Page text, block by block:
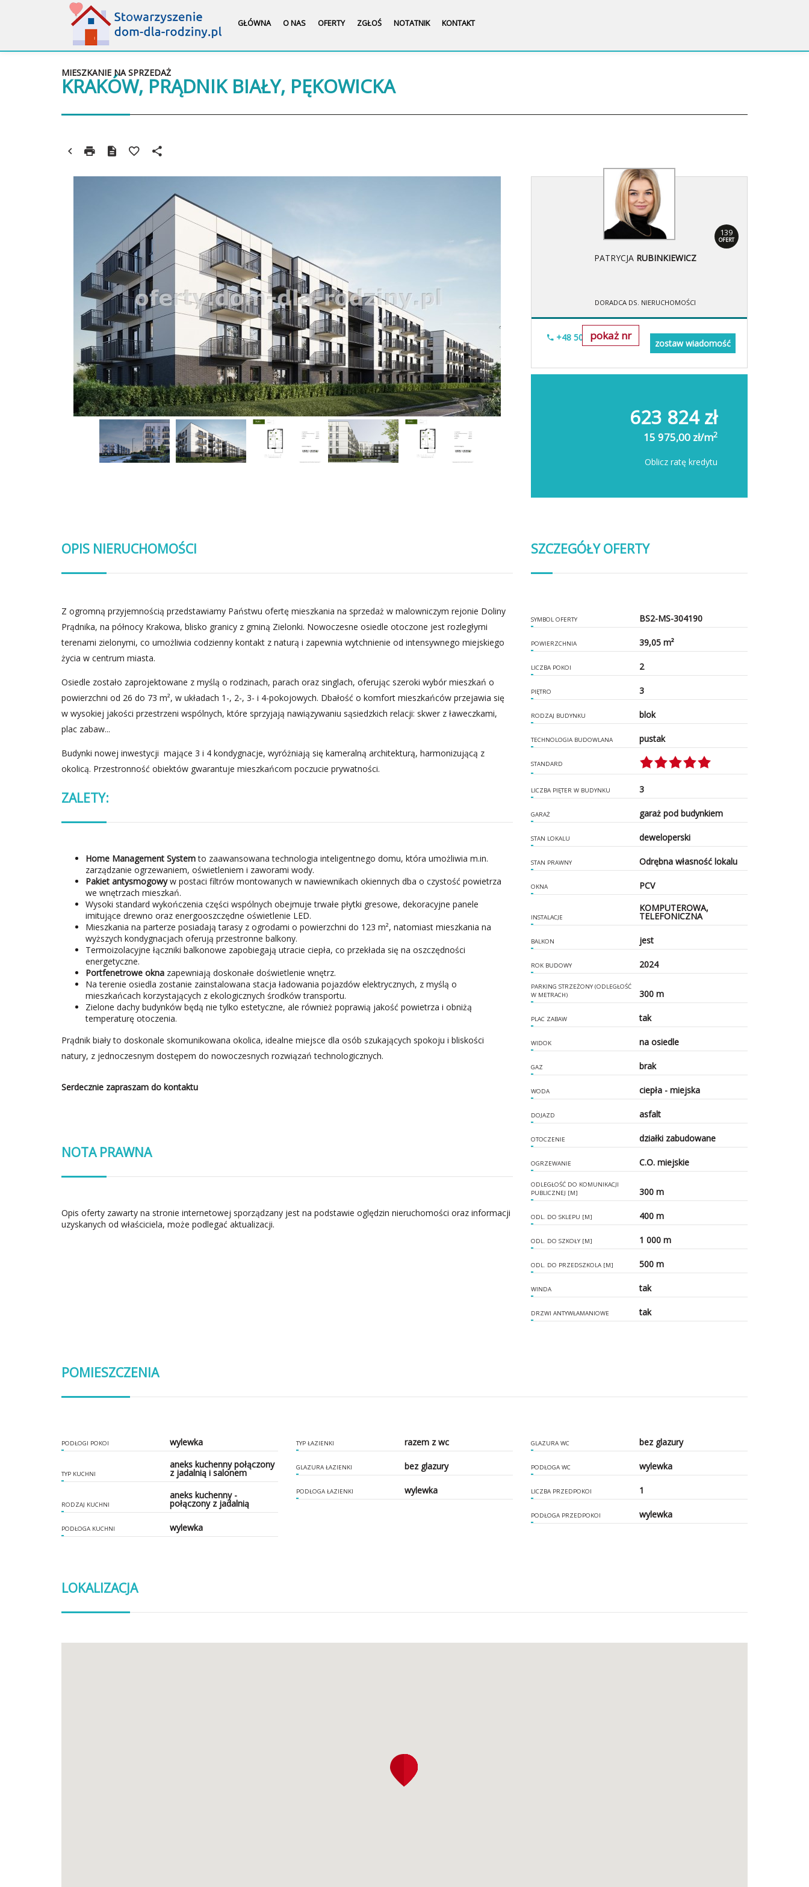
GŁÓWNA O NAS OFERTY ZGŁOŚ NOTATNIK KONTAKT
KRAKÓW, PRĄDNIK BIAŁY, PĘKOWICKA
MIESZKANIE NA SPRZEDAŻ
139
OFERT
PATRYCJA RUBINKIEWICZ
DORADCA DS. NIERUCHOMOŚCI
pokaż nr
+48 505-236-943
zostaw wiadomość
623 824 zł
15 975,00 zł/m2
Oblicz ratę kredytu
OPIS NIERUCHOMOŚCI
Z ogromną przyjemnością przedstawiamy Państwu ofertę mieszkania na sprzedaż w malowniczym rejonie Doliny
Prądnika, na północy Krakowa, blisko granicy z gminą Zielonki. Nowoczesne osiedle otoczone jest rozległymi
terenami zielonymi, co umożliwia codzienny kontakt z naturą i zapewnia wytchnienie od intensywnego miejskiego
życia w centrum miasta.
Osiedle zostało zaprojektowane z myślą o rodzinach, parach oraz singlach, oferując szeroki wybór mieszkań o
powierzchni od 26 do 73 m², w układach 1-, 2-, 3- i 4-pokojowych. Dbałość o komfort mieszkańców przejawia się
w wysokiej jakości przestrzeni wspólnych, które sprzyjają nawiązywaniu sąsiedzkich relacji: skwer z ławeczkami,
plac zabaw...
Budynki nowej inwestycji mające 3 i 4 kondygnacje, wyróżniają się kameralną architekturą, harmonizującą z
okolicą. Przestronność obiektów gwarantuje mieszkańcom poczucie prywatności.
ZALETY:
Home Management Systemto zaawansowana technologia inteligentnego domu, która umożliwia m.in.
zarządzanie ogrzewaniem, oświetleniem i zaworami wody.
Pakiet antysmogowyw postaci filtrów montowanych w nawiewnikach okiennych dba o czystość powietrza
we wnętrzach mieszkań.
Wysoki standard wykończenia części wspólnych obejmuje trwałe płytki gresowe, dekoracyjne panele
imitujące drewno oraz energooszczędne oświetlenie LED.
Mieszkania na parterze posiadają tarasy z ogrodami o powierzchni do 123 m², natomiast mieszkania na
wyższych kondygnacjach oferują przestronne balkony.
Termoizolacyjne łączniki balkonowe zapobiegają utracie ciepła, co przekłada się na oszczędności
energetyczne.
Portfenetrowe okna zapewniają doskonałe doświetlenie wnętrz.
Na terenie osiedla zostanie zainstalowana stacja ładowania pojazdów elektrycznych, z myślą o
mieszkańcach korzystających z ekologicznych środków transportu.
Zielone dachy budynków będą nie tylko estetyczne, ale również poprawią jakość powietrza i obniżą
temperaturę otoczenia.
Prądnik biały to doskonale skomunikowana okolica, idealne miejsce dla osób szukających spokoju i bliskości
natury, z jednoczesnym dostępem do nowoczesnych rozwiązań technologicznych.
Serdecznie zapraszam do kontaktu
NOTA PRAWNA
Opis oferty zawarty na stronie internetowej sporządzany jest na podstawie oględzin nieruchomości oraz informacji
uzyskanych od właściciela, może podlegać aktualizacji.
SZCZEGÓŁY OFERTY
SYMBOL OFERTY BS2-MS-304190
POWIERZCHNIA 39,05 m²
LICZBA POKOI 2
PIĘTRO 3
RODZAJ BUDYNKU blok
TECHNOLOGIA BUDOWLANA pustak
STANDARD
LICZBA PIĘTER W BUDYNKU 3
GARAŻ garaż pod budynkiem
STAN LOKALU deweloperski
STAN PRAWNY Odrębna własność lokalu
OKNA PCV
INSTALACJE
KOMPUTEROWA,
TELEFONICZNA
BALKON jest
ROK BUDOWY 2024
PARKING STRZEŻONY (ODLEGŁOŚĆ
W METRACH)
300 m
PLAC ZABAW tak
WIDOK na osiedle
GAZ brak
WODA ciepła - miejska
DOJAZD asfalt
OTOCZENIE działki zabudowane
OGRZEWANIE C.O. miejskie
ODLEGŁOŚĆ DO KOMUNIKACJI
PUBLICZNEJ [M]
300 m
ODL. DO SKLEPU [M] 400 m
ODL. DO SZKOŁY [M] 1 000 m
ODL. DO PRZEDSZKOLA [M] 500 m
WINDA tak
DRZWI ANTYWŁAMANIOWE tak
POMIESZCZENIA
PODŁOGI POKOI wylewka
TYP KUCHNI
aneks kuchenny połączony
z jadalnią i salonem
RODZAJ KUCHNI
aneks kuchenny -
połączony z jadalnią
PODŁOGA KUCHNI wylewka
TYP ŁAZIENKI razem z wc
GLAZURA ŁAZIENKI bez glazury
PODŁOGA ŁAZIENKI wylewka
GLAZURA WC bez glazury
PODŁOGA WC wylewka
LICZBA PRZEDPOKOI 1
PODŁOGA PRZEDPOKOI wylewka
LOKALIZACJA